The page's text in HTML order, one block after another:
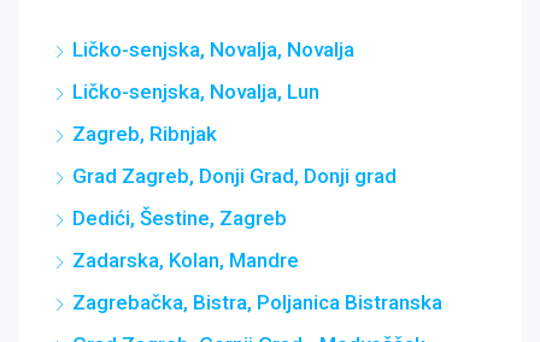
Ličko-senjska, Novalja, Novalja
Ličko-senjska, Novalja, Lun
Zagreb, Ribnjak
Grad Zagreb, Donji Grad, Donji grad
Dedići, Šestine, Zagreb
Zadarska, Kolan, Mandre
Zagrebačka, Bistra, Poljanica Bistranska